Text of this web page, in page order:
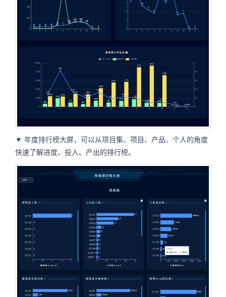
▼ 年度排行榜大屏，可以从项目集、项目、产品、个人的角度
快速了解进度、投入、产出的排行榜。